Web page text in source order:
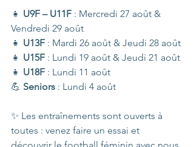
👧 U9F – U11F : Mercredi 27 août &
Vendredi 29 août
👧 U13F : Mardi 26 août & Jeudi 28 août
👧 U15F : Lundi 19 août & Jeudi 21 août
👧 U18F : Lundi 11 août
💪 Seniors : Lundi 4 août
✨ Les entraînements sont ouverts à
toutes : venez faire un essai et